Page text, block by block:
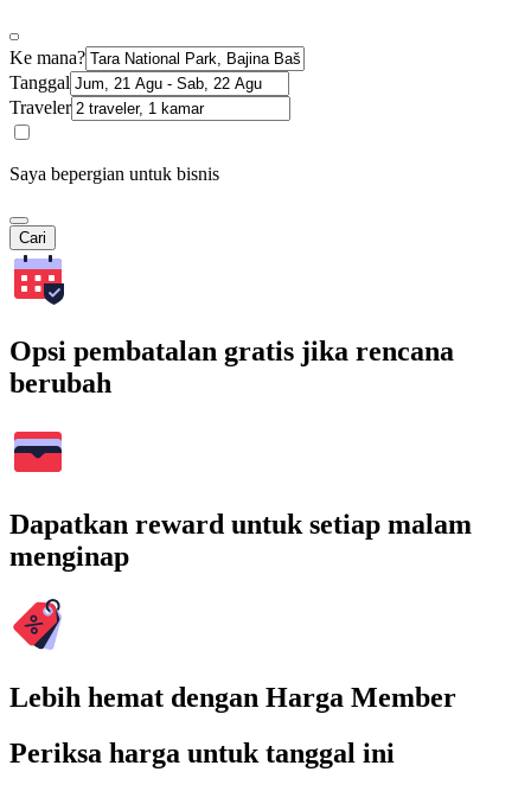
Ke mana?
Tanggal
Traveler
Saya bepergian untuk bisnis
Cari
Opsi pembatalan gratis jika rencana
berubah
Dapatkan reward untuk setiap malam
menginap
Lebih hemat dengan Harga Member
Periksa harga untuk tanggal ini